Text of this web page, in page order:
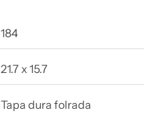
184
21.7 x 15.7
Tapa dura folrada